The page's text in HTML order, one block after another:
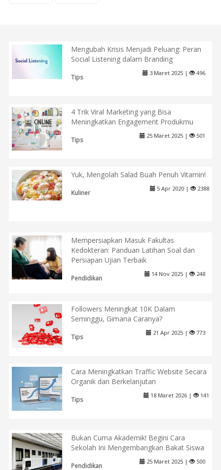
Mengubah Krisis Menjadi Peluang: Peran
Social Listening dalam Branding
Tips
3 Maret 2025 | 496
4 Trik Viral Marketing yang Bisa
Meningkatkan Engagement Produkmu
Tips
25 Maret 2025 | 501
Yuk, Mengolah Salad Buah Penuh Vitamin!
Kuliner
5 Apr 2020 | 2388
Mempersiapkan Masuk Fakultas
Kedokteran: Panduan Latihan Soal dan
Persiapan Ujian Terbaik
Pendidikan
14 Nov 2025 | 248
Followers Meningkat 10K Dalam
Seminggu, Gimana Caranya?
Tips
21 Apr 2025 | 773
Cara Meningkatkan Traffic Website Secara
Organik dan Berkelanjutan
Tips
18 Maret 2026 | 141
Bukan Cuma Akademik! Begini Cara
Sekolah Ini Mengembangkan Bakat Siswa
Pendidikan
25 Maret 2025 | 500